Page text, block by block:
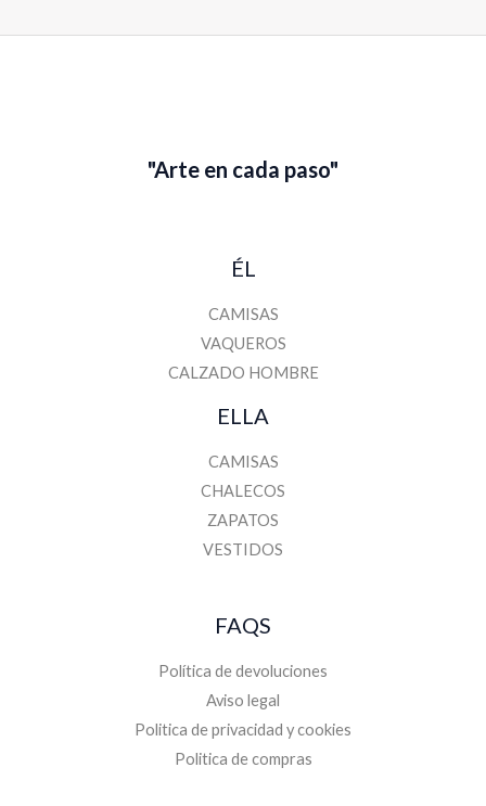
"Arte en cada paso"
ÉL
CAMISAS
VAQUEROS
CALZADO HOMBRE
ELLA
CAMISAS
CHALECOS
ZAPATOS
VESTIDOS
FAQS
Política de devoluciones
Aviso legal
Politica de privacidad y cookies
Politica de compras